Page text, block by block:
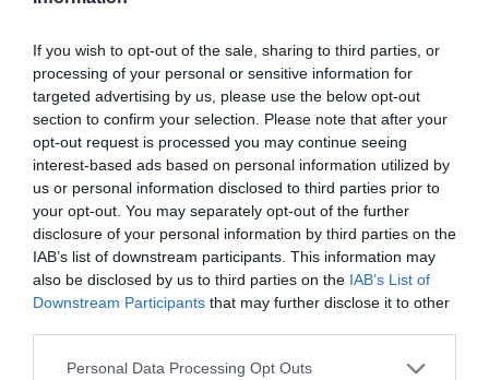
If you wish to opt-out of the sale, sharing to third parties, or
processing of your personal or sensitive information for
targeted advertising by us, please use the below opt-out
section to confirm your selection. Please note that after your
opt-out request is processed you may continue seeing
interest-based ads based on personal information utilized by
us or personal information disclosed to third parties prior to
your opt-out. You may separately opt-out of the further
disclosure of your personal information by third parties on the
IAB’s list of downstream participants. This information may
also be disclosed by us to third parties on the IAB’s List of
Downstream Participants that may further disclose it to other
Personal Data Processing Opt Outs
Δείτε αυτή τη δημοσίευση στο Instagram.
Η δημοσίευση κοινοποιήθηκε από το χρήστη The Tonight Show (@fallontonight)